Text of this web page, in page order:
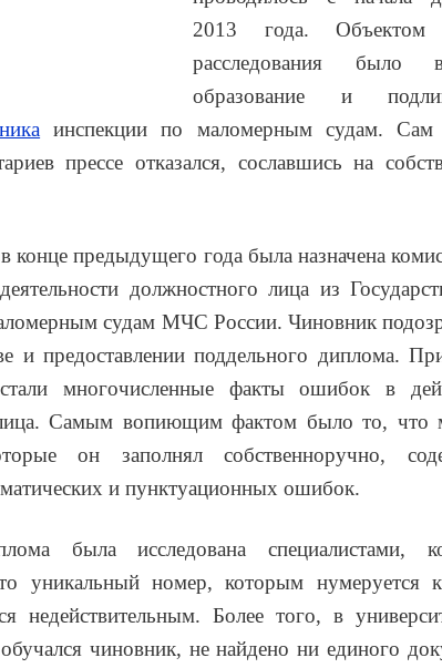
2013 года. Объектом
расследования было
образование и
инспекции по маломерным судам.
прессе отказался, сославшись на
конце предыдущего года была назначена
должностного лица из
судам МЧС России. Чиновник
и предоставлении поддельного диплома.
стали многочисленные факты ошибок в
Самым вопиющим фактом было то, что
он заполнял собственноручно,
и пунктуационных ошибок.
была исследована специалистами,
уникальный номер, которым нумеруется
недействительным. Более того, в
чиновник, не найдено ни единого